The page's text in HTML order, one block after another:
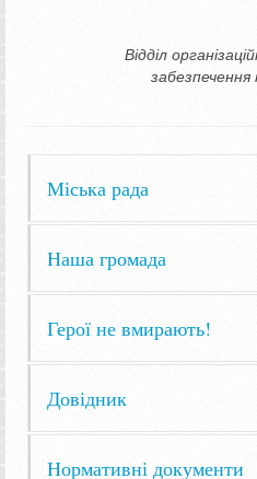
Відділ
забезпечення
Міська рада
Наша громада
Герої не вмирають!
Довідник
Нормативні документи